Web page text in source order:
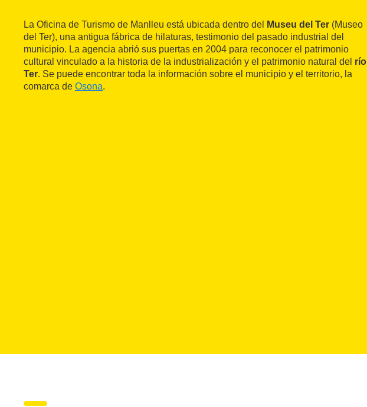
La Oficina de Turismo de Manlleu está ubicada dentro del Museu del Ter (Museo
del Ter), una antigua fábrica de hilaturas, testimonio del pasado industrial del
municipio. La agencia abrió sus puertas en 2004 para reconocer el patrimonio
cultural vinculado a la historia de la industrialización y el patrimonio natural del río
Ter. Se puede encontrar toda la información sobre el municipio y el territorio, la
comarca de Osona.